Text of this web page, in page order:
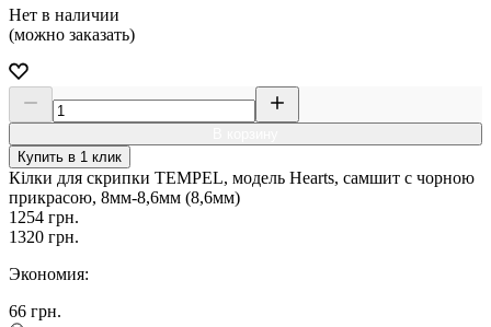
Нет в наличии
(можно заказать)
Купить в 1 клик
Кілки для скрипки TEMPEL, модель Hearts, самшит c чорною
прикрасою, 8мм-8,6мм (8,6мм)
1254 грн.
1320 грн.
Экономия:
66 грн.